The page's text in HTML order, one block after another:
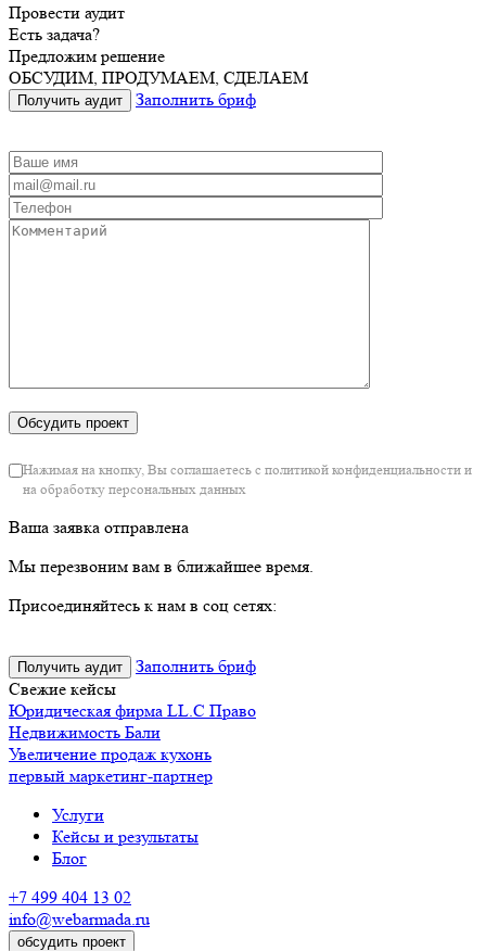
Провести аудит
Есть задача?
Предложим решение
ОБСУДИМ, ПРОДУМАЕМ, СДЕЛАЕМ
Получить аудит Заполнить бриф
Нажимая на кнопку, Вы соглашаетесь с политикой конфиденциальности и
на обработку персональных данных
Ваша заявка отправлена
Мы перезвоним вам в ближайшее время.
Присоединяйтесь к нам в соц сетях:
Получить аудит
Заполнить бриф
Свежие кейсы
Юридическая фирма LL.C Право
Недвижимость Бали
Увеличение продаж кухонь
первый маркетинг-партнер
Услуги
Кейсы и результаты
Блог
+7 499 404 13 02
info@webarmada.ru
обсудить проект